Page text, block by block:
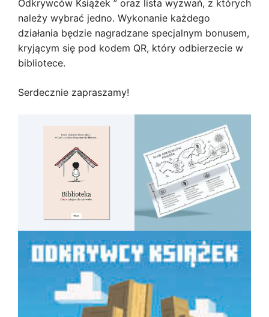
Odkrywców Książek ” oraz lista wyzwań, z których
należy wybrać jedno. Wykonanie każdego
działania będzie nagradzane specjalnym bonusem,
kryjącym się pod kodem QR, który odbierzecie w
bibliotece.
Serdecznie zapraszamy!